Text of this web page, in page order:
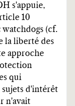
s'appuie,
10
(cf.
la liberté des
approche
qui
sujets d'intérêt
n'avait